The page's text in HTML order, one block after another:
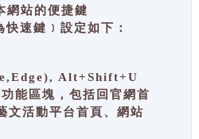
網站的便捷鍵
速鍵﹞設定如下：
Alt+Shift+U
能區塊，包括回官網首
文活動平台首頁、網站